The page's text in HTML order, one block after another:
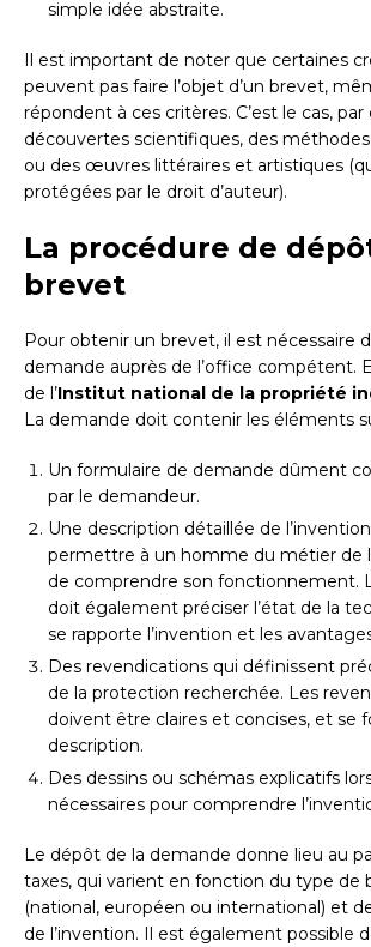
simple idée abstraite.
Il est important de noter que certaines
peuvent pas faire l’objet d’un brevet,
répondent à ces critères. C’est le cas,
découvertes scientifiques, des
ou des œuvres littéraires et artistiques
protégées par le droit d’auteur).
La procédure de
brevet
Pour obtenir un brevet, il est nécessaire
demande auprès de l’office compétent.
de l’Institut national de la propriété
La demande doit contenir les éléments
Un formulaire de demande dûment
par le demandeur.
Une description détaillée de
permettre à un homme du métier de
de comprendre son fonctionnement.
doit également préciser l’état de la
se rapporte l’invention et les
Des revendications qui définissent
de la protection recherchée. Les
doivent être claires et concises, et se
description.
Des dessins ou schémas explicatifs
nécessaires pour comprendre
Le dépôt de la demande donne lieu au
taxes, qui varient en fonction du type de
(national, européen ou international) et
de l’invention. Il est également possible